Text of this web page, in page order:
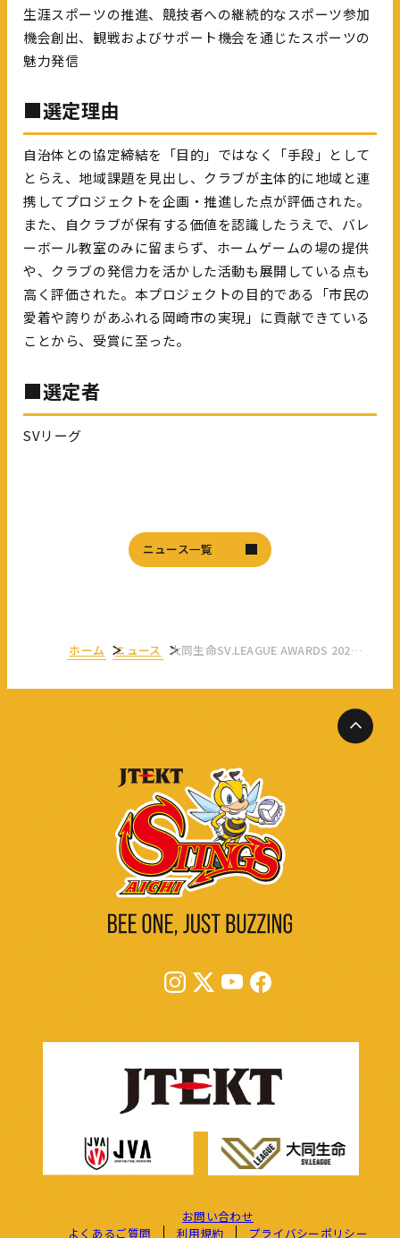
生涯スポーツの推進、競技者への継続的なスポーツ参加
機会創出、観戦およびサポート機会を通じたスポーツの
魅力発信
■選定理由
自治体との協定締結を「目的」ではなく「手段」として
とらえ、地域課題を見出し、クラブが主体的に地域と連
携してプロジェクトを企画・推進した点が評価された。
また、自クラブが保有する価値を認識したうえで、バレ
ーボール教室のみに留まらず、ホームゲームの場の提供
や、クラブの発信力を活かした活動も展開している点も
高く評価された。本プロジェクトの目的である「市民の
愛着や誇りがあふれる岡崎市の実現」に貢献できている
ことから、受賞に至った。
■選定者
SVリーグ
ニュース一覧
ホーム ニュース 大同生命SV.LEAGUE AWARDS 2025-26 「最優秀社会連携クラブ賞 Smile部門」受賞！
お問い合わせ
よくあるご質問
利用規約 プライバシーポリシー